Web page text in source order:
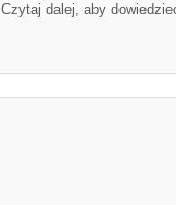
Czytaj dalej, aby